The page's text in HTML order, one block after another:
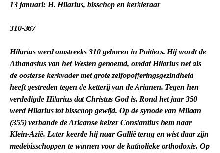
13 januari: H. Hilarius, bisschop en kerkleraar
310-367
Hilarius werd omstreeks 310 geboren in Poitiers. Hij wordt de
Athanasius van het Westen genoemd, omdat Hilarius net als
de oosterse kerkvader met grote zelfopofferingsgezindheid
heeft gestreden tegen de ketterij van de Arianen. Tegen hen
verdedigde Hilarius dat Christus God is. Rond het jaar 350
werd Hilarius tot bisschop gewijd. Op de synode van Milaan
(355) verbande de Ariaanse keizer Constantius hem naar
Klein-Azië. Later keerde hij naar Gallië terug en wist daar zijn
medebisschoppen te winnen voor de katholieke orthodoxie. Op